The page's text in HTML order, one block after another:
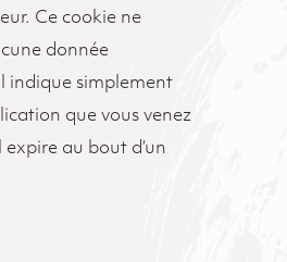
Ce cookie ne
donnée
indique simplement
que vous venez
au bout d’un